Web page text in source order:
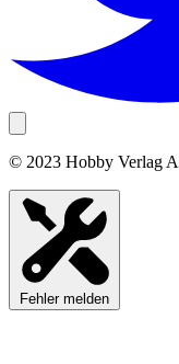
© 2023 Hobby Verlag
Fehler melden